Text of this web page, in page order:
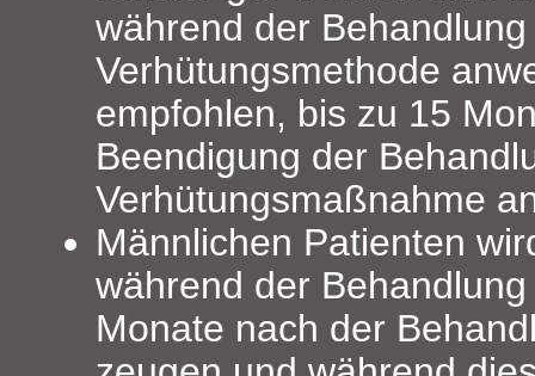
während der
Verhütungsmethode
empfohlen, bis zu 15
Beendigung der
Verhütungsmaßnahme
Männlichen Patienten
während der
Monate nach der